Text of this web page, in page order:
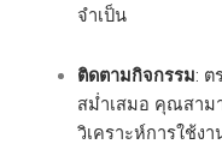
จำเป็น
ติดตามกิจกรรม: ต
สม่ำเสมอ คุณสาม
วิเคราะห์การใช้ง